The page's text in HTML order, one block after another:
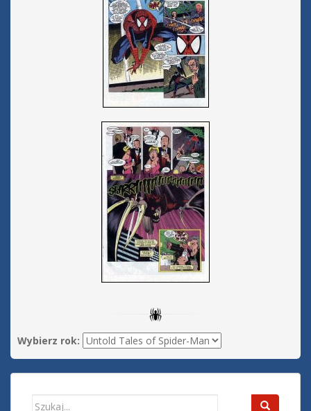
Wybierz rok:
Search